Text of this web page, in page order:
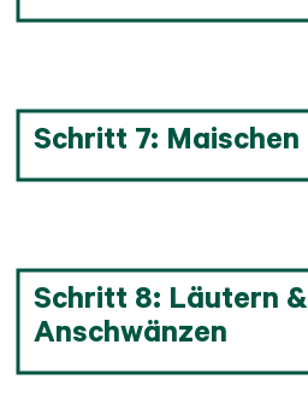
Schritt 7: Maischen
Schritt 8: Läutern &
Anschwänzen